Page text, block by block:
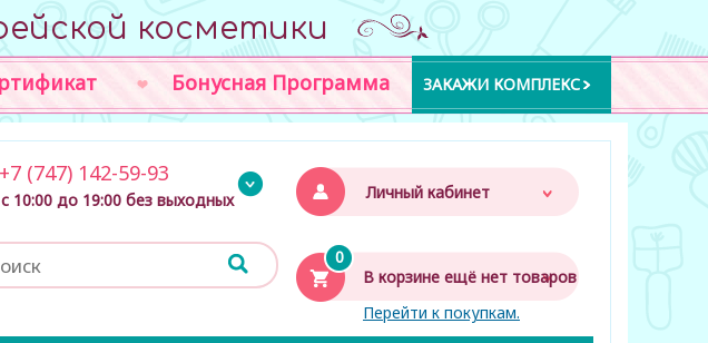
косметики
Бонусная Программа ЗАКАЖИ КОМПЛЕКС
Личный кабинет
0
В корзине ещё нет товаров
Перейти к покупкам.
(747) 142-59-93
с 10:00 до 19:00 без выходных